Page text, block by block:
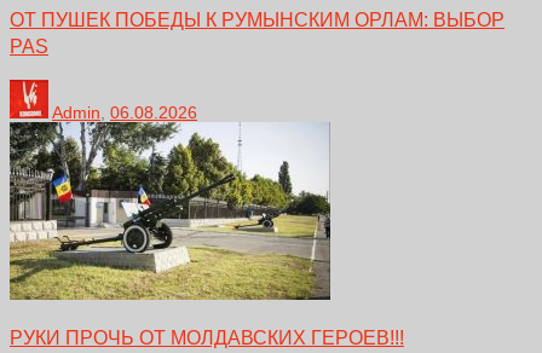
ОТ ПУШЕК ПОБЕДЫ К РУМЫНСКИМ ОРЛАМ: ВЫБОР
PAS
Admin 06.08.2026
РУКИ ПРОЧЬ ОТ МОЛДАВСКИХ ГЕРОЕВ!!!